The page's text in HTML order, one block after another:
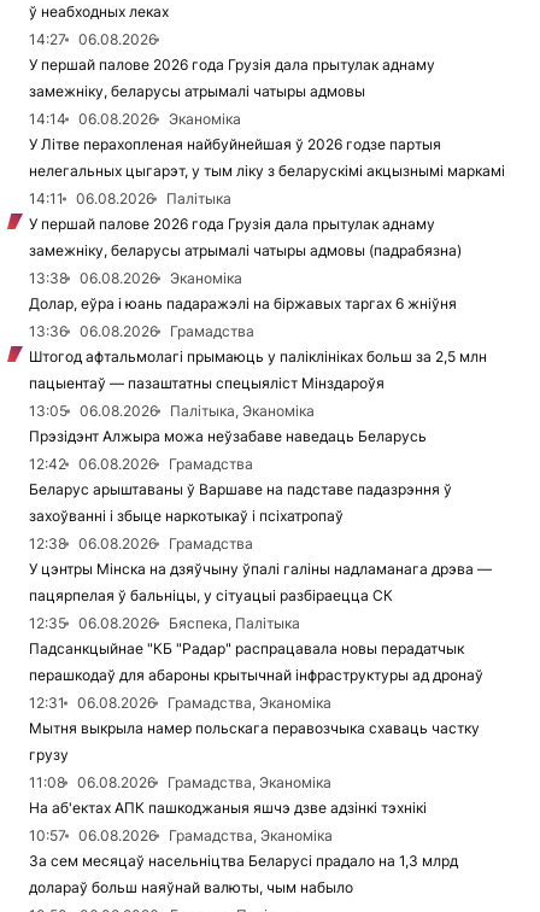
ў неабходных леках
14:27
06.08.2026
У першай палове 2026 года Грузія дала прытулак аднаму
замежніку, беларусы атрымалі чатыры адмовы
14:14
06.08.2026
Эканоміка
У Літве перахопленая найбуйнейшая ў 2026 годзе партыя
нелегальных цыгарэт, у тым ліку з беларускімі акцызнымі маркамі
14:11
06.08.2026
Палітыка
У першай палове 2026 года Грузія дала прытулак аднаму
замежніку, беларусы атрымалі чатыры адмовы (падрабязна)
13:38
06.08.2026
Эканоміка
Долар, еўра і юань падаражэлі на біржавых таргах 6 жніўня
13:36
06.08.2026
Грамадства
Штогод афтальмолагі прымаюць у паліклініках больш за 2,5 млн
пацыентаў — пазаштатны спецыяліст Мінздароўя
13:05
06.08.2026
Палітыка, Эканоміка
Прэзідэнт Алжыра можа неўзабаве наведаць Беларусь
12:42
06.08.2026
Грамадства
Беларус арыштаваны ў Варшаве на падставе падазрэння ў
захоўванні і збыце наркотыкаў і псіхатропаў
12:38
06.08.2026
Грамадства
У цэнтры Мінска на дзяўчыну ўпалі галіны надламанага дрэва —
пацярпелая ў бальніцы, у сітуацыі разбіраецца СК
12:35
06.08.2026
Бяспека, Палітыка
Падсанкцыйнае "КБ "Радар" распрацавала новы перадатчык
перашкодаў для абароны крытычнай інфраструктуры ад дронаў
12:31
06.08.2026
Грамадства, Эканоміка
Мытня выкрыла намер польскага перавозчыка схаваць частку
грузу
11:08
06.08.2026
Грамадства, Эканоміка
На аб'ектах АПК пашкоджаныя яшчэ дзве адзінкі тэхнікі
10:57
06.08.2026
Грамадства, Эканоміка
За сем месяцаў насельніцтва Беларусі прадало на 1,3 млрд
долараў больш наяўнай валюты, чым набыло